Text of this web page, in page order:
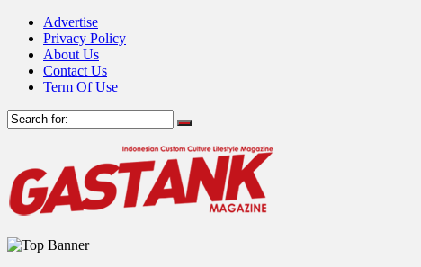
Advertise
Privacy Policy
About Us
Contact Us
Term Of Use